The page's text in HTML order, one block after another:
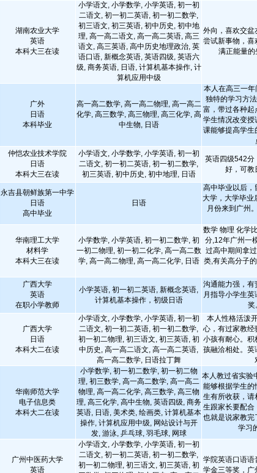
湖南农业大学
英语
本科大三在读
小学语文, 小学数学, 小学英语, 初一初
二语文, 初一初二英语, 初一初二数学,
初三语文, 初三英语, 初中历史, 初中地
理, 高一高二语文, 高一高二英语, 高三
语文, 高三英语, 高中历史地理政治, 英
语口语, 新概念英语, 英语四级, 英语六
级, 商务英语, 日语, 计算机基本操作, 计
算机应用中级
外向，喜欢交盆
尝试新事物，喜
满正能量的
广外
日语
本科毕业
高一高二数学, 高一高二物理, 高一高二
化学, 高三数学, 高三物理, 高三化学, 高
中生物, 日语
本人在高三一
独特的学习方
富，带过各种起
学生情况改变授
课能够提高学生
仲恺农业技术学院
日语
本科大三在读
小学语文, 小学数学, 小学英语, 初一初
二语文, 初一初二英语, 初一初二数学,
初三英语, 初中历史, 初中地理, 日语
英语四级542分
好，可教
永吉县朝鲜族第一中学
日语
高中毕业
日语
高中毕业以后，
大学，大学毕业
月份来到广州
华南理工大学
材料学
本科大三在读
小学数学, 小学英语, 初一初二数学, 初
一初二物理, 初一初二化学, 高一高二数
学, 高一高二物理, 高一高二化学, 日语
数学 物理 化学
分,12年广州一
过高中期间拿
类,有关高分子
广西大学
英语
在职小学教师
小学英语, 初一初二英语, 新概念英语,
计算机基本操作，初级日语
沟通能力强，
月指导小学生
奖
广西大学
日语
本科大二在读
小学语文, 小学数学, 小学英语, 初一初
二语文, 初一初二英语, 初一初二数学,
初一初二物理, 初三语文, 初三英语, 初
中历史, 高一高二语文, 高一高二英语,
高一高二数学, 日语拉丁舞
本人性格活泼
心，有过家教经
小孩有耐心。积
孩融洽相处。英
华南师范大学
电子信息类
本科大二在读
小学数学, 初一初二数学, 初一初二物
理, 初三数学, 高一高二数学, 高一高二
物理, 高一高二化学, 高三数学, 高三物
理, 高三化学, 高中生物, 英语四级, 商务
英语, 日语, 美术类, 绘画类, 计算机基本
操作, 计算机应用中级, 网站设计与开
发, 游泳, 乒乓球, 羽毛球, 网球
本人教过省实验
能够根据学生的
生有所收获，请
生跟家长要配合
也就是说家教完
学习
广州中医药大学
英语
小学语文, 小学数学, 小学英语, 初一初
二语文, 初一初二英语, 初一初二数学,
初一初二物理, 初三语文, 初三英语, 初
学院英语口语语
学金三等奖，广